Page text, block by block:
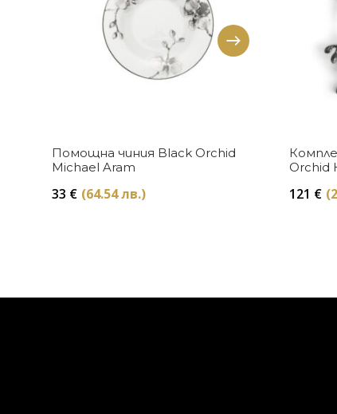
Купи
Помощна чиния Black Orchid
Michael Aram
33 € (64.54 лв.)
Orchid
121 €